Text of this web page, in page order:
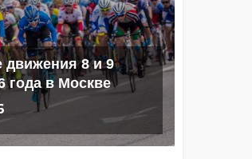
движения 8 и 9
года в Москве